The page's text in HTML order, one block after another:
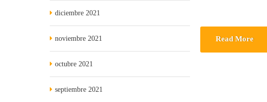
Read More
diciembre 2021
noviembre 2021
octubre 2021
septiembre 2021